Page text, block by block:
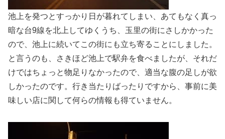
池上を発つとすっかり日が暮れてしまい、あてもなく真っ
暗な台9線を北上してゆくうち、玉里の街にさしかかった
ので、池上に続いてこの街にも立ち寄ることにしました。
と言うのも、さきほど池上で駅弁を食べましたが、それだ
けではちょっと物足りなかったので、適当な腹の足しが欲
しかったのです。行き当たりばったりですから、事前に美
味しい店に関して何らの情報も得ていません。